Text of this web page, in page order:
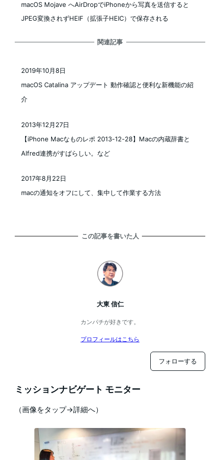
macOS Mojave へAirDropでiPhoneから写真を送信すると
JPEG変換されずHEIF（拡張子HEIC）で保存される
関連記事
macOS Catalina アップデート 動作確認と便利な新機能の紹
介
2019年10月8日
【iPhone Macなものレポ 2013-12-28】Macの内蔵辞書と
Alfred連携がすばらしい。など
投稿日
2013年12月27日
macの通知をオフにして、集中して作業する方法
2017年8月22日
この記事を書いた人
大東 信仁
カンパチが好きです。
プロフィールはこちら
フォローする
ミッションナビゲート モニター
（画像をタップ→詳細へ）